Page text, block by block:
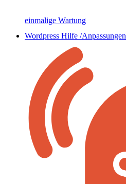
einmalige Wartung
Wordpress Hilfe /Anpassungen